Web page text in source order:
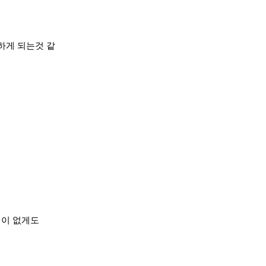
게 되는것 같
없게도